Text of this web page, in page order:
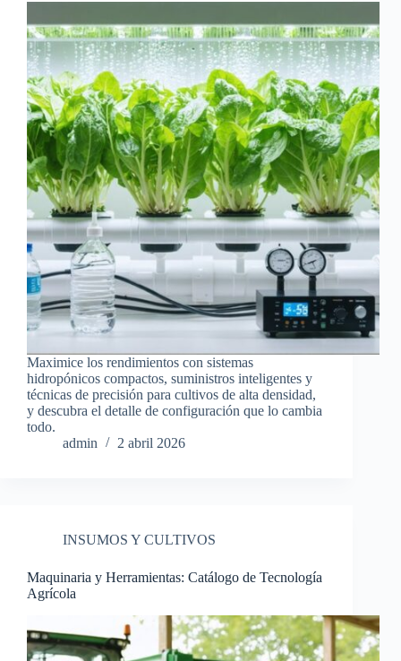
Maximice los rendimientos con sistemas
hidropónicos compactos, suministros inteligentes y
técnicas de precisión para cultivos de alta densidad,
y descubra el detalle de configuración que lo cambia
todo.
admin
2 abril 2026
INSUMOS Y CULTIVOS
Maquinaria y Herramientas: Catálogo de Tecnología
Agrícola